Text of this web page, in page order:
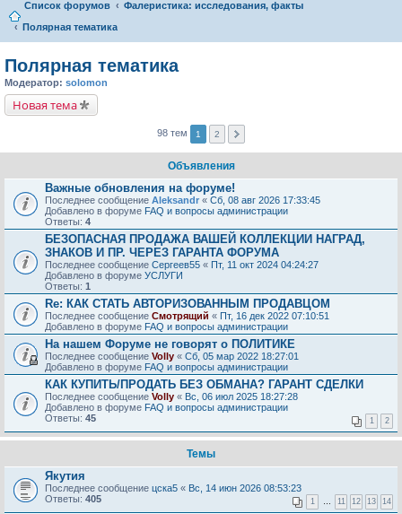
Список форумов
Фалеристика: исследования, факты
Полярная тематика
Полярная тематика
Модератор: solomon
Новая тема
98 тем 1 2
Объявления
Важные обновления на форуме!
Последнее сообщение Aleksandr « Сб, 08 авг 2026 17:33:45
Добавлено в форуме FAQ и вопросы администрации
Ответы: 4
БЕЗОПАСНАЯ ПРОДАЖА ВАШЕЙ КОЛЛЕКЦИИ НАГРАД,
ЗНАКОВ И ПР. ЧЕРЕЗ ГАРАНТА ФОРУМА
Последнее сообщение Сергеев55 « Пт, 11 окт 2024 04:24:27
Добавлено в форуме УСЛУГИ
Ответы: 1
Re: КАК СТАТЬ АВТОРИЗОВАННЫМ ПРОДАВЦОМ
Последнее сообщение Смотрящий « Пт, 16 дек 2022 07:10:51
Добавлено в форуме FAQ и вопросы администрации
На нашем Форуме не говорят о ПОЛИТИКЕ
Последнее сообщение Volly « Сб, 05 мар 2022 18:27:01
Добавлено в форуме FAQ и вопросы администрации
КАК КУПИТЬ/ПРОДАТЬ БЕЗ ОБМАНА? ГАРАНТ СДЕЛКИ
Последнее сообщение Volly « Вс, 06 июл 2025 18:27:28
Добавлено в форуме FAQ и вопросы администрации
Ответы: 45 1 2
Темы
Якутия
Последнее сообщение цска5 « Вс, 14 июн 2026 08:53:23
Ответы: 405 1 11 12 13 14